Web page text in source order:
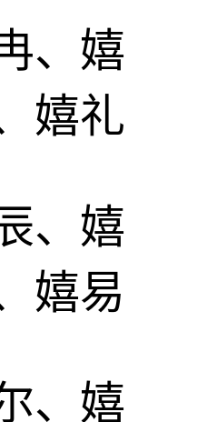
、嬉
嬉礼
、嬉
嬉易
、嬉